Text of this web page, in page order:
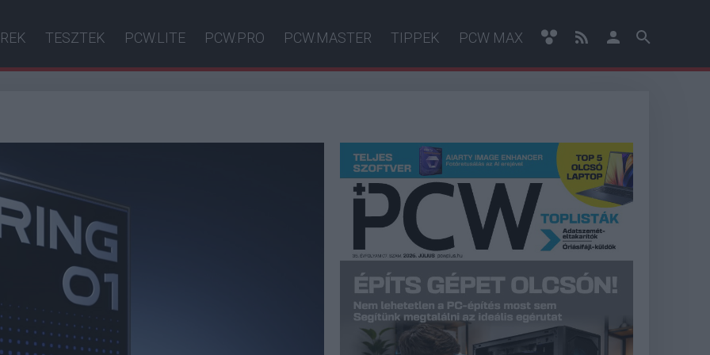
TESZTEK PCW.LITE PCW.PRO PCW.MASTER TIPPEK PCW MAX